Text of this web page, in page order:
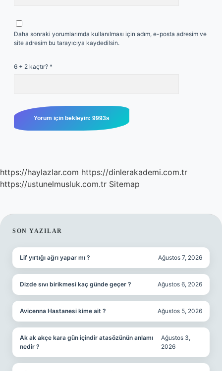
Daha sonraki yorumlarımda kullanılması için adım, e-posta adresim ve
site adresim bu tarayıcıya kaydedilsin.
6 + 2 kaçtır? *
https://haylazlar.com https://dinlerakademi.com.tr
https://ustunelmusluk.com.tr Sitemap
SIDEBAR
SON YAZILAR
Lif yırtığı ağrı yapar mı ? Ağustos 7, 2026
Dizde sıvı birikmesi kaç günde geçer ? Ağustos 6, 2026
Avicenna Hastanesi kime ait ? Ağustos 5, 2026
Ak ak akçe kara gün içindir atasözünün anlamı
nedir ?
Ağustos 3,
2026